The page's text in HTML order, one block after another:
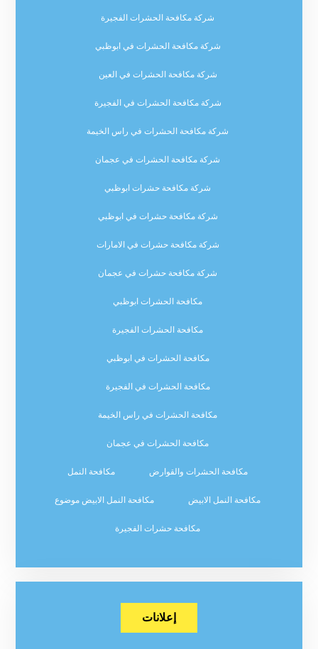
شركة مكافحة الحشرات الفجيرة
شركة مكافحة الحشرات في ابوظبي
شركة مكافحة الحشرات في العين
شركة مكافحة الحشرات في الفجيرة
شركة مكافحة الحشرات في راس الخيمة
شركة مكافحة الحشرات في عجمان
شركة مكافحة حشرات ابوظبي
شركة مكافحة حشرات في ابوظبي
شركة مكافحة حشرات في الامارات
شركة مكافحة حشرات في عجمان
مكافحة الحشرات ابوظبي
مكافحة الحشرات الفجيرة
مكافحة الحشرات في ابوظبي
مكافحة الحشرات في الفجيرة
مكافحة الحشرات في راس الخيمة
مكافحة الحشرات في عجمان
مكافحة الحشرات والقوارض مكافحة النمل
مكافحة النمل الابيض مكافحة النمل الابيض موضوع
مكافحة حشرات الفجيرة
إعلانات